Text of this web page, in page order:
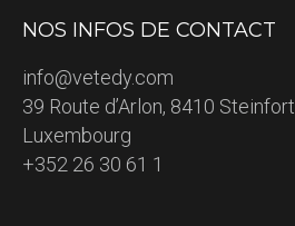
NOS INFOS DE CONTACT
info@vetedy.com
39 Route d’Arlon, 8410 Steinfort
Luxembourg
+352 26 30 61 1